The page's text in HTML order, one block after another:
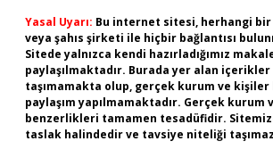
Yasal Uyarı: Bu internet sitesi, herhangi
veya şahıs şirketi ile hiçbir bağlantısı
Sitede yalnızca kendi hazırladığımız
paylaşılmaktadır. Burada yer alan
taşımamakta olup, gerçek kurum ve kişiler
paylaşım yapılmamaktadır. Gerçek kurum
benzerlikleri tamamen tesadüfidir.
taslak halindedir ve tavsiye niteliği